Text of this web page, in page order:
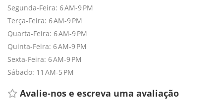
Segunda-Feira: 6 AM-9 PM
Terça-Feira: 6 AM-9 PM
Quarta-Feira: 6 AM-9 PM
Quinta-Feira: 6 AM-9 PM
Sexta-Feira: 6 AM-9 PM
Sábado: 11 AM-5 PM
Avalie-nos e escreva uma avaliação